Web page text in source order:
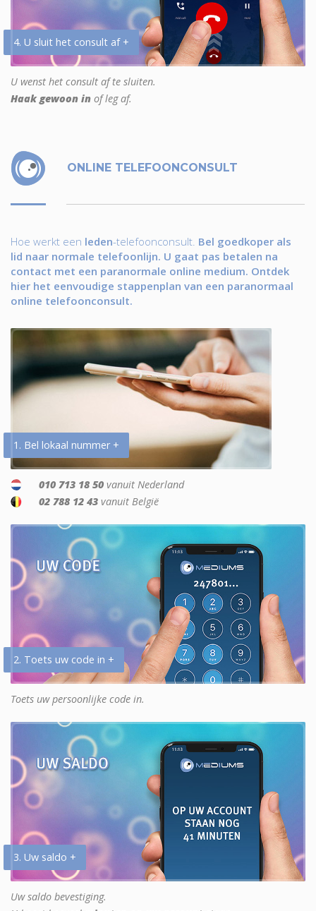
4. U sluit het consult af +
U wenst het consult af te sluiten.
Haak gewoon in of leg af.
ONLINE TELEFOONCONSULT
Hoe werkt een leden-telefoonconsult. Bel goedkoper als
lid naar normale telefoonlijn. U gaat pas betalen na
contact met een paranormale online medium. Ontdek
hier het eenvoudige stappenplan van een paranormaal
online telefoonconsult.
1. Bel lokaal nummer +
010 713 18 50 vanuit Nederland
02 788 12 43 vanuit België
2. Toets uw code in +
Toets uw persoonlijke code in.
3. Uw saldo +
Uw saldo bevestiging.